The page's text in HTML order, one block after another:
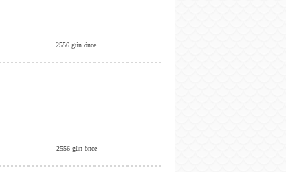
2556 gün önce
2556 gün önce